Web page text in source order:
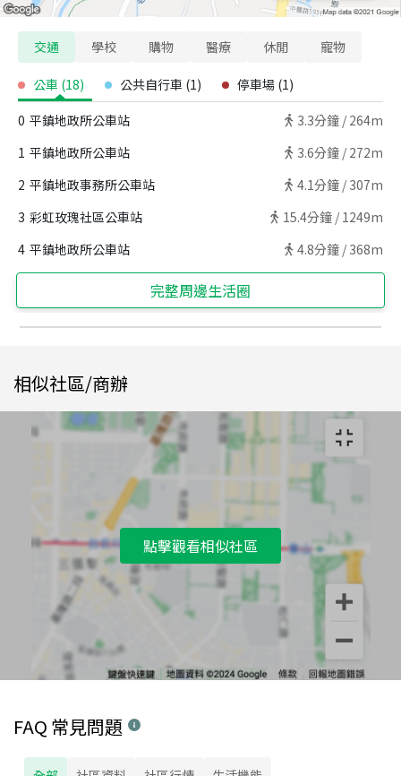
交通 學校 購物 醫療 休閒 寵物
公車 (18) 公共自行車 (1) 停車場 (1)
0 平鎮地政所公車站 3.3分鐘 / 264m
1 平鎮地政所公車站 3.6分鐘 / 272m
2 平鎮地政事務所公車站 4.1分鐘 / 307m
3 彩虹玫瑰社區公車站 15.4分鐘 / 1249m
4 平鎮地政所公車站 4.8分鐘 / 368m
完整周邊生活圈
相似社區/商辦
點擊觀看相似社區
FAQ 常見問題